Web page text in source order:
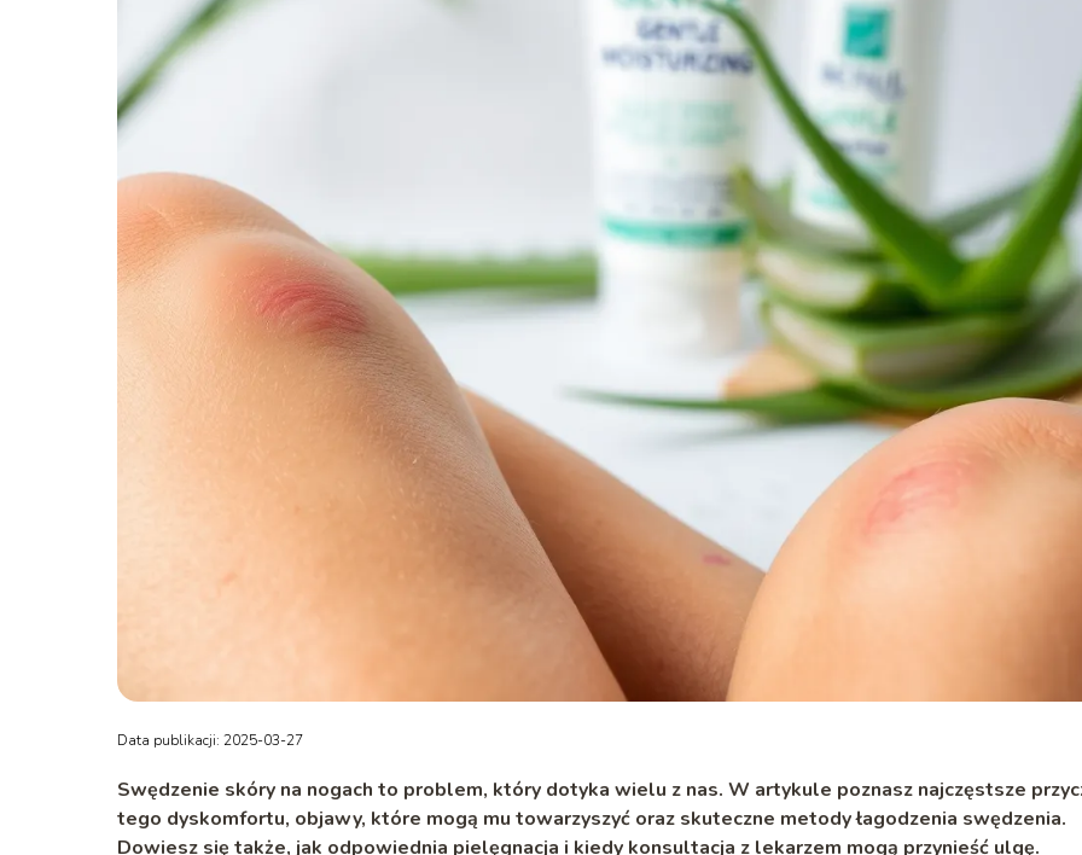
Data publikacji: 2025-03-27
Swędzenie skóry na nogach to problem, który dotyka wielu z nas. W artykule poznasz najczęstsze
tego dyskomfortu, objawy, które mogą mu towarzyszyć oraz skuteczne metody łagodzenia swędzenia.
Dowiesz się także, jak odpowiednia pielęgnacja i kiedy konsultacja z lekarzem mogą przynieść ulgę.